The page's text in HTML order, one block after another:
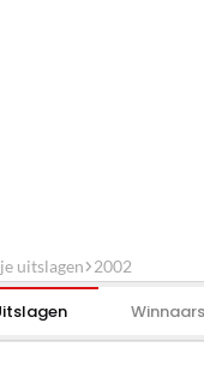
uitslagen 2002
Winnaars